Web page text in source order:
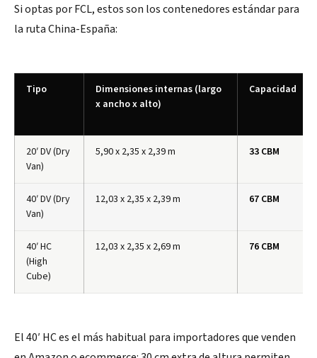
Si optas por FCL, estos son los contenedores estándar para
la ruta China-España:
Tipo
Dimensiones internas (largo
x ancho x alto)
Capacidad
20′ DV (Dry
Van)
5,90 x 2,35 x 2,39 m 33 CBM
40′ DV (Dry
Van)
12,03 x 2,35 x 2,39 m 67 CBM
40′ HC
(High
Cube)
12,03 x 2,35 x 2,69 m 76 CBM
El 40′ HC es el más habitual para importadores que venden